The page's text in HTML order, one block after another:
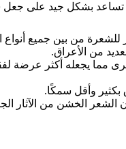
تساعد بشكل جيد على
من بين جميع أنواع
من الأعراق.
يجعله أكثر عرضة
بكثير وأقل سمكًا.
الخشن من الآثار